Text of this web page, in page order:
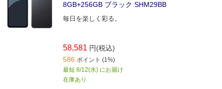
8GB+256GB ブラック SHM29BB
毎日を楽しく彩る。
58,581 円(税込)
586 ポイント (1%)
最短 8/12(水) にお届け
在庫あり